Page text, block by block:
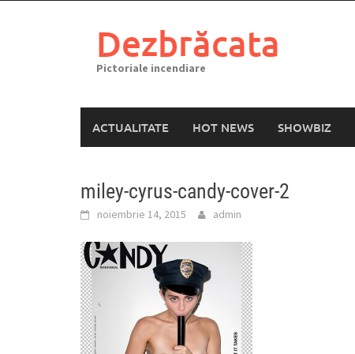
Dezbrăcata
Pictoriale incendiare
ACTUALITATE HOT NEWS SHOWBIZ
miley-cyrus-candy-cover-2
noiembrie 14, 2015 admin